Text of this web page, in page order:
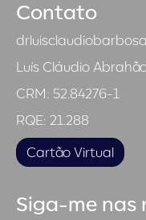
Contato
Luís Cláudio
CRM: 52.84276-1
RQE: 21.288
Cartão Virtual
Siga-me nas